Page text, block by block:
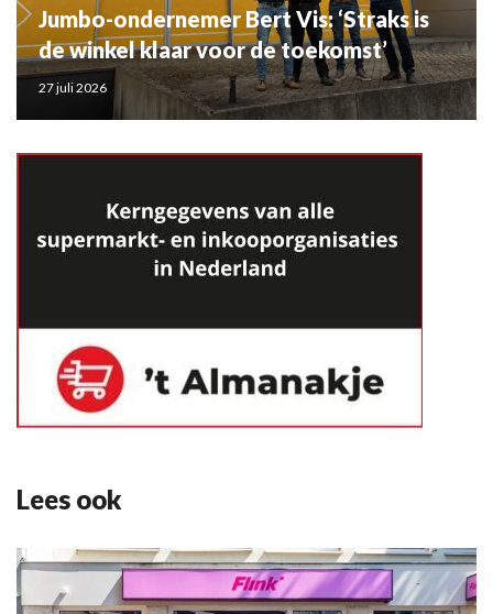
Jumbo-ondernemer Bert Vis: ‘Straks is
de winkel klaar voor de toekomst’
27 juli 2026
Lees ook